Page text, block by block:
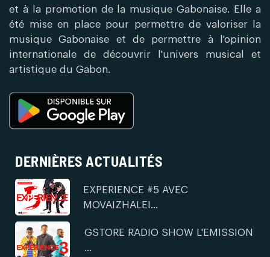
et à la promotion de la musique Gabonaise. Elle a
été mise en place pour permettre de valoriser la
musique Gabonaise et de permettre à l'opinion
internationale de découvrir l'univers musical et
artistique du Gabon.
DERNIÈRES ACTUALITÉS
EXPERIENCE #5 AVEC
MOVAIZHALEI...
GSTORE RADIO SHOW L'EMISSION
...